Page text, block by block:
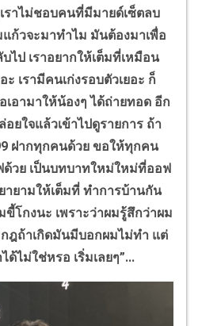
ราไม่ชอบคนที่มีมายด์เซ็ตลบ
ก้วจะมาทำไม มันต้องมาเพื่อ
ไป เราอยากให้เต็มที่เหมือน
ะ เรามีคนเก่งรอบตัวเยอะ ก็
เอามาให้น้องๆ ได้ถ่ายทอด อีก
ยใจแล้วเข้าไปดูรายการ ถ้า
ฝากทุกคนด้วย ขอให้ทุกคน
ด้วย เป็นบทบาทใหม่ใหม่ที่ออฟ
ายามให้เต็มที่ ทำการบ้านกัน
โกงนะ เพราะว่าผมรู้สึกว่าผม
ฎถ้าเกิดมันมีบอกผมไม่ทำ แต่
ไม่ใช่หรอ เริ่มเลยๆ”...